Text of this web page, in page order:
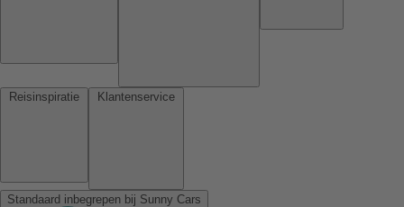
Standaard inbegrepen bij Sunny Cars